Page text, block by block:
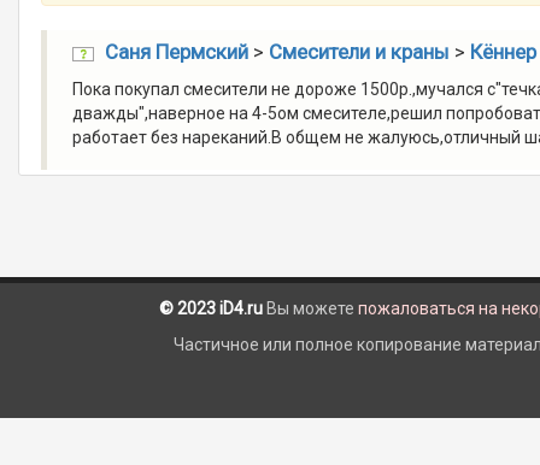
Саня Пермский> Смесители и краны >
Пока покупал смесители не дороже 1500р.,мучался
дважды",наверное на 4-5ом смесителе,решил
работает без нареканий.В общем не жалуюсь,отличный
© 2023 iD4.ru Вы можете пожаловаться на
Частичное или полное копирование